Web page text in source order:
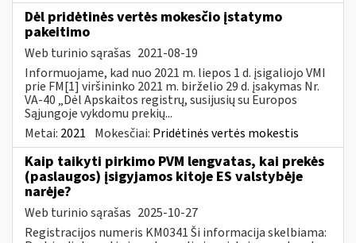
Dėl pridėtinės vertės mokesčio įstatymo
pakeitimo
Web turinio sąrašas 2021-08-19
Informuojame, kad nuo 2021 m. liepos 1 d. įsigaliojo VMI
prie FM[1] viršininko 2021 m. birželio 29 d. įsakymas Nr.
VA-40 „Dėl Apskaitos registrų, susijusių su Europos
Sąjungoje vykdomu prekių...
Metai: 2021 Mokesčiai: Pridėtinės vertės mokestis
Kaip taikyti pirkimo PVM lengvatas, kai prekės
(paslaugos) įsigyjamos kitoje ES valstybėje
narėje?
Web turinio sąrašas 2025-10-27
Registracijos numeris KM0341 Ši informacija skelbiama: